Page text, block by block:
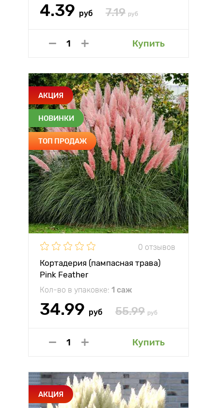
4.39 руб 7.19 руб
Купить
АКЦИЯ
НОВИНКИ
ТОП ПРОДАЖ
0 отзывов
Кортадерия (пампасная трава)
Pink Feather
Кол-во в упаковке: 1 саж
34.99 руб 55.99 руб
Купить
АКЦИЯ